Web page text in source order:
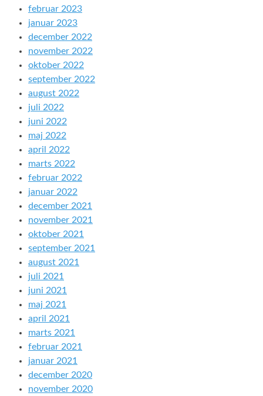
februar 2023
januar 2023
december 2022
november 2022
oktober 2022
september 2022
august 2022
juli 2022
juni 2022
maj 2022
april 2022
marts 2022
februar 2022
januar 2022
december 2021
november 2021
oktober 2021
september 2021
august 2021
juli 2021
juni 2021
maj 2021
april 2021
marts 2021
februar 2021
januar 2021
december 2020
november 2020